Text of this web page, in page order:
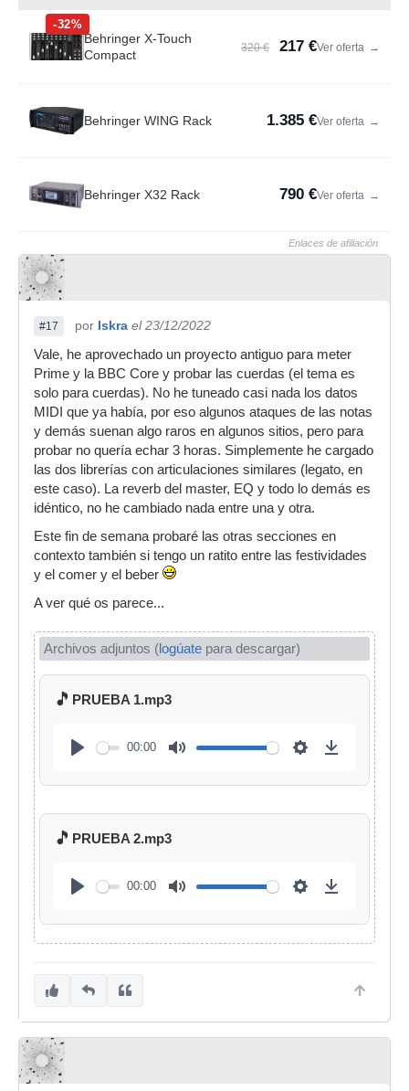
-32%
Behringer X-Touch
Compact
320 € 217 €Ver oferta →
Behringer WING Rack 1.385 €Ver oferta →
Behringer X32 Rack 790 €Ver oferta →
Enlaces de afiliación
#17 por Iskra el 23/12/2022
Vale, he aprovechado un proyecto antiguo para meter
Prime y la BBC Core y probar las cuerdas (el tema es
solo para cuerdas). No he tuneado casi nada los datos
MIDI que ya había, por eso algunos ataques de las notas
y demás suenan algo raros en algunos sitios, pero para
probar no quería echar 3 horas. Simplemente he cargado
las dos librerías con articulaciones similares (legato, en
este caso). La reverb del master, EQ y todo lo demás es
idéntico, no he cambiado nada entre una y otra.
Este fin de semana probaré las otras secciones en
contexto también si tengo un ratito entre las festividades
y el comer y el beber
A ver qué os parece...
Archivos adjuntos (logúate para descargar)
🎵 PRUEBA 1.mp3
00:00
🎵 PRUEBA 2.mp3
00:00